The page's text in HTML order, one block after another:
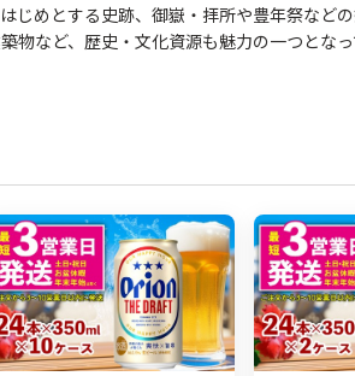
じめとする史跡、御嶽・拝所や豊年祭など
物など、歴史・文化資源も魅力の一つとなっ